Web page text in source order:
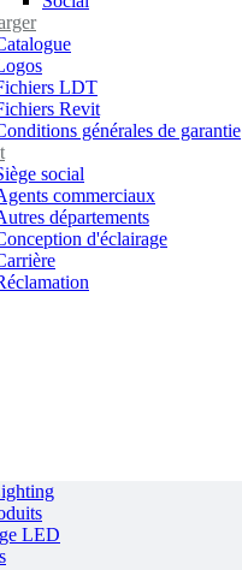
LDT
Revit
générales de garantie
social
commerciaux
départements
d'éclairage
LED